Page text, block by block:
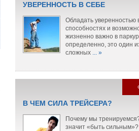
УВЕРЕННОСТЬ В СЕБЕ
Обладать уверенностью
способностях и
жизненно важно в
определенно, это один
сложных ... »
В ЧЕМ СИЛА ТРЕЙСЕРА?
Почему мы
значит «быть